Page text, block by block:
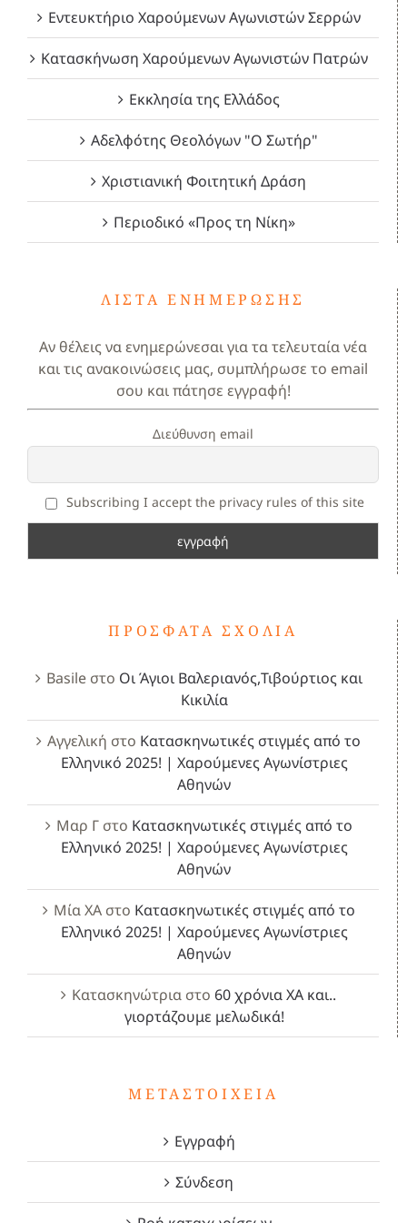
Εντευκτήριο Χαρούμενων Αγωνιστών Σερρών
Κατασκήνωση Χαρούμενων Αγωνιστών Πατρών
Εκκλησία της Ελλάδος
Αδελφότης Θεολόγων "Ο Σωτήρ"
Χριστιανική Φοιτητική Δράση
Περιοδικό «Προς τη Νίκη»
ΛΊΣΤΑ ΕΝΗΜΈΡΩΣΗΣ
Αν θέλεις να ενημερώνεσαι για τα τελευταία νέα
και τις ανακοινώσεις μας, συμπλήρωσε το email
σου και πάτησε εγγραφή!
Διεύθυνση email
Subscribing I accept the privacy rules of this site
ΠΡΌΣΦΑΤΑ ΣΧΌΛΙΑ
Basileστο Οι Άγιοι Βαλεριανός,Τιβούρτιος και
Κικιλία
Αγγελική στο Κατασκηνωτικές στιγμές από το
Ελληνικό 2025! | Χαρούμενες Αγωνίστριες
Αθηνών
Μαρ Γστο Κατασκηνωτικές στιγμές από το
Ελληνικό 2025! | Χαρούμενες Αγωνίστριες
Αθηνών
Μία ΧΑστο Κατασκηνωτικές στιγμές από το
Ελληνικό 2025! | Χαρούμενες Αγωνίστριες
Αθηνών
Κατασκηνώτρια στο 60 χρόνια ΧΑ και..
γιορτάζουμε μελωδικά!
ΜΕΤΑΣΤΟΙΧΕΊΑ
Εγγραφή
Σύνδεση